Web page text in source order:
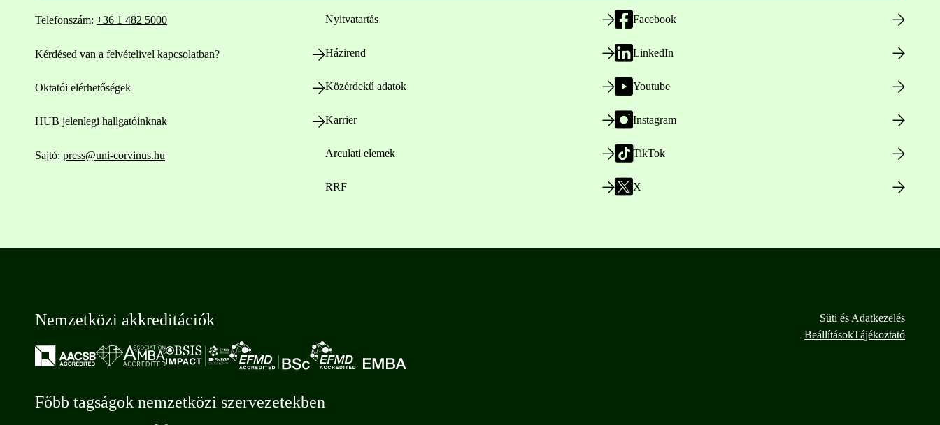
Telefonszám: +36 1 482 5000
Kérdésed van a felvételivel kapcsolatban?
Oktatói elérhetőségek
HUB jelenlegi hallgatóinknak
Sajtó: press@uni-corvinus.hu
Nyitvatartás
Házirend
Közérdekű adatok
Karrier
Arculati elemek
RRF
Facebook
LinkedIn
Youtube
Instagram
TikTok
X
Nemzetközi akkreditációk
Főbb tagságok nemzetközi szervezetekben
Süti és Adatkezelés
BeállításokTájékoztató